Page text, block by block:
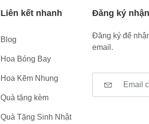
Liên kết nhanh
Blog
Hoa Bóng Bay
Hoa Kẽm Nhung
Quà tặng kèm
Quà Tặng Sinh Nhật
Đăng ký
Đăng ký để
email.